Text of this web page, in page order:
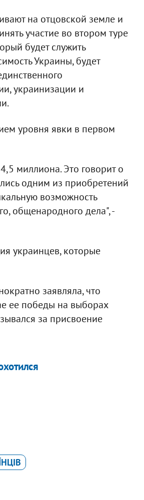
на отцовской земле и
участие во втором туре
будет служить
Украины, будет
украинизации и
уровня явки в первом
миллиона. Это говорит о
одним из приобретений
возможность
общенародного дела", -
украинцев, которые
заявляла, что
ее победы на выборах
за присвоение